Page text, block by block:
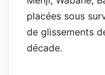
placées sous
de glissements
décade.